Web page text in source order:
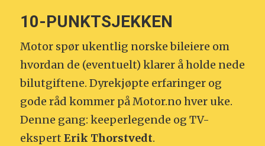
10-PUNKTSJEKKEN
Motor spør ukentlig norske bileiere om
hvordan de (eventuelt) klarer å holde nede
bilutgiftene. Dyrekjøpte erfaringer og
gode råd kommer på Motor.no hver uke.
Denne gang: keeperlegende og TV-
ekspert Erik Thorstvedt.